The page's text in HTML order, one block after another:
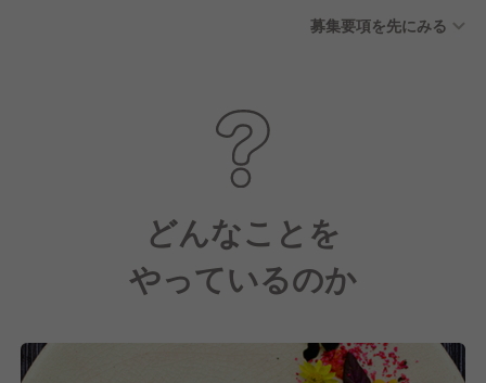
募集要項を先にみる
どんなことを
やっているのか